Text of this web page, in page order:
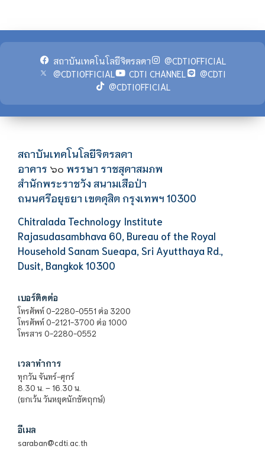
สถาบันเทคโนโลยีจิตรลดา
@CDTIOFFICIAL
@CDTIOFFICIAL
CDTI CHANNEL
@CDTI
@CDTIOFFICIAL
สถาบันเทคโนโลยีจิตรลดา
อาคาร ๖๐ พรรษา ราชสุดาสมภพ
สำนักพระราชวัง สนามเสือป่า
ถนนศรีอยุธยา เขตดุสิต กรุงเทพฯ 10300
Chitralada Technology Institute
Rajasudasambhava 60, Bureau of the Royal
Household Sanam Sueapa, Sri Ayutthaya Rd.,
Dusit, Bangkok 10300
เบอร์ติดต่อ
โทรศัพท์ 0-2280-0551 ต่อ 3200
โทรศัพท์ 0-2121-3700 ต่อ 1000
โทรสาร 0-2280-0552
เวลาทำการ
ทุกวัน จันทร์-ศุกร์
8.30 น. – 16.30 น.
(ยกเว้น วันหยุดนักขัตฤกษ์)
อีเมล
saraban@cdti.ac.th